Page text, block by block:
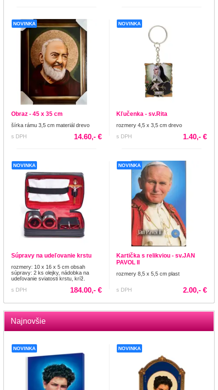
NOVINKA
Obraz - 45 x 35 cm
šírka rámu 3,5 cm materiál drevo
s DPH
14.60,- €
NOVINKA
Kľučenka - sv.Rita
rozmery 4,5 x 3,5 cm drevo
s DPH
1.40,- €
NOVINKA
Súpravy na udeľovanie krstu
rozmery: 10 x 16 x 5 cm obsah
súpravy: 2 ks olejky, nádobka na
udeľovanie sviatosti krstu, kríž.
s DPH
184.00,- €
NOVINKA
Kartička s relikviou - sv.JAN
PAVOL II
rozmery 8,5 x 5,5 cm plast
s DPH 2.00,- €
Najnovšie
NOVINKA NOVINKA